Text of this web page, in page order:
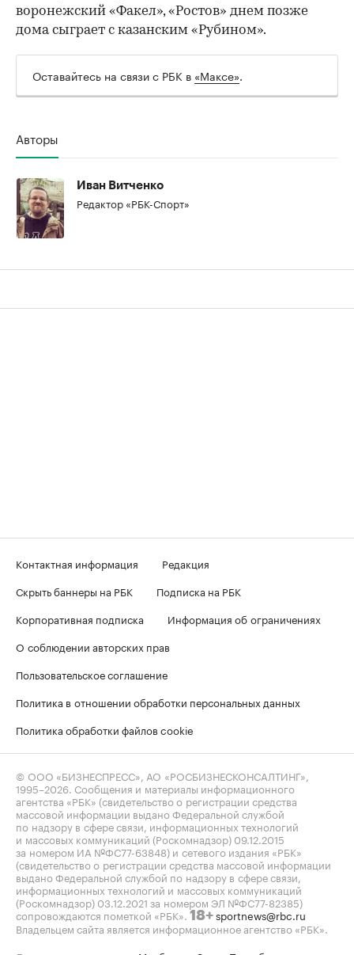
воронежский «Факел», «Ростов» днем позже
дома сыграет с казанским «Рубином».
Оставайтесь на связи с РБК в «Максе».
Авторы
Иван Витченко
Редактор «РБК-Спорт»
Контактная информация
Редакция
Скрыть баннеры на РБК
Подписка на РБК
Корпоративная подписка
Информация об ограничениях
О соблюдении авторских прав
Пользовательское соглашение
Политика в отношении обработки персональных данных
Политика обработки файлов cookie
© ООО «БИЗНЕСПРЕСС», АО «РОСБИЗНЕСКОНСАЛТИНГ»,
1995–2026 . Сообщения и материалы информационного
агентства «РБК» (свидетельство о регистрации средства
массовой информации выдано Федеральной службой
по надзору в сфере связи, информационных технологий
и массовых коммуникаций (Роскомнадзор) 09.12.2015
за номером ИА №ФС77-63848) и сетевого издания «РБК»
(свидетельство о регистрации средства массовой информации
выдано Федеральной службой по надзору в сфере связи,
информационных технологий и массовых коммуникаций
(Роскомнадзор) 03.12.2021 за номером ЭЛ №ФС77-82385)
сопровождаются пометкой «РБК». 18+ sportnews@rbc.ru
Владельцем сайта является информационное агентство «РБК».